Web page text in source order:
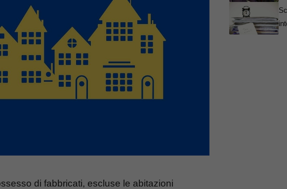
di fabbricati, escluse le abitazioni